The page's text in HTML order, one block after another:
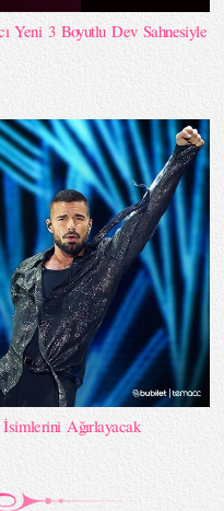
Yeni 3 Boyutlu Dev Sahnesiyle
Ağırlayacak